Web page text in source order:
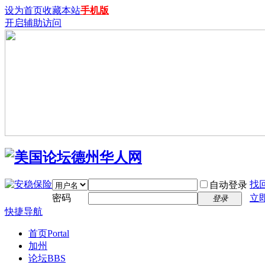
设为首页收藏本站手机版
开启辅助访问
自动登录 找
密码
登录
立
快捷导航
首页Portal
加州
论坛BBS